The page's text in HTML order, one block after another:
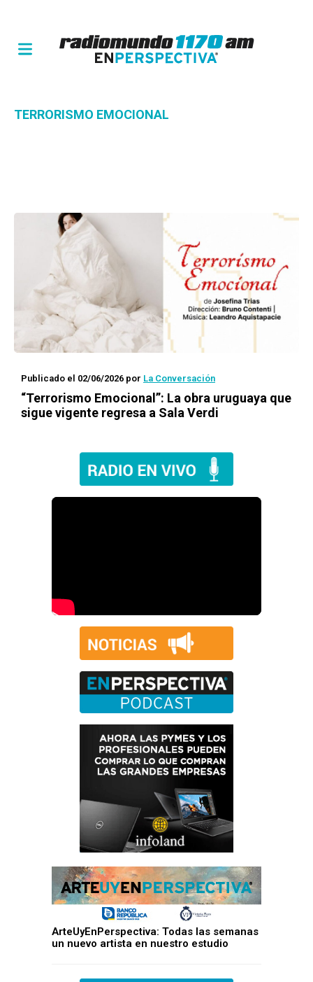
TERRORISMO EMOCIONAL
Publicado el 02/06/2026 por La Conversación
“Terrorismo Emocional”: La obra uruguaya que
sigue vigente regresa a Sala Verdi
ArteUyEnPerspectiva: Todas las semanas
un nuevo artista en nuestro estudio